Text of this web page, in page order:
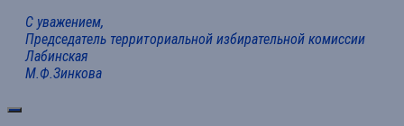
С уважением,
Председатель территориальной избирательной комиссии
Лабинская
М.Ф.Зинкова